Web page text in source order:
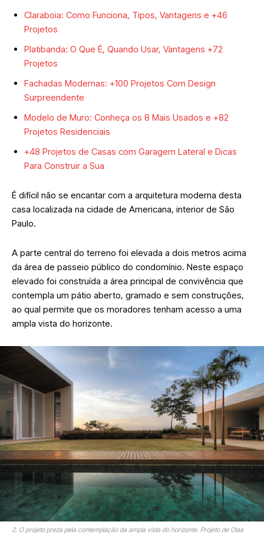
Claraboia: Como Funciona, Tipos, Vantagens e +46
Projetos
Platibanda: O Que É, Quando Usar, Vantagens +72
Projetos
Fachadas Modernas: +100 Projetos Com Design
Surpreendente
Modelo de Muro: Conheça os 8 Mais Usados e +82
Projetos Residenciais
+48 Projetos de Casas com Garagem Lateral e Dicas
Para Construir a Sua
É difícil não se encantar com a arquitetura moderna desta
casa localizada na cidade de Americana, interior de São
Paulo.
A parte central do terreno foi elevada a dois metros acima
da área de passeio público do condomínio. Neste espaço
elevado foi construída a área principal de convivência que
contempla um pátio aberto, gramado e sem construções,
ao qual permite que os moradores tenham acesso a uma
ampla vista do horizonte.
2. O projeto preza pela contemplação da ampla vista do horizonte. Projeto de Olaa